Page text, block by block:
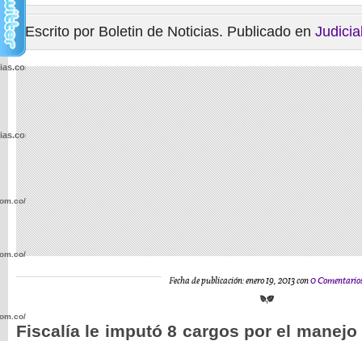
Escrito por Boletin de Noticias. Publicado en
Fecha de publicación: enero 19, 2013 con0
Fiscalía le imputó 8 cargos por el
wp-
wp-
wp-
wp-
wp-